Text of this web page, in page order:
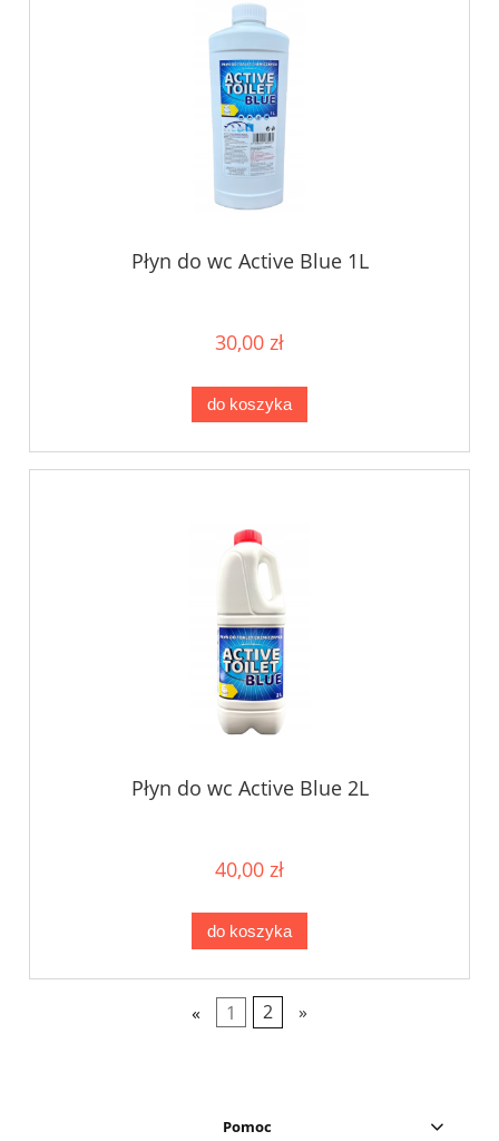
Płyn do wc Active Blue 1L
30,00 zł
do koszyka
Płyn do wc Active Blue 2L
40,00 zł
do koszyka
« 1 2 »
Pomoc